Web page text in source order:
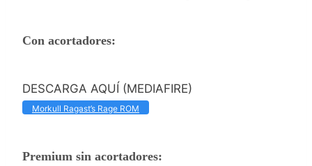
Con acortadores:
DESCARGA AQUÍ (MEDIAFIRE)
Morkull Ragast’s Rage ROM
Premium sin acortadores: